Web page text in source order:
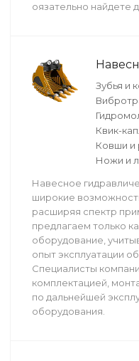
оязательно найдете
Зубья и
Квик-
Ковши и
Ножи и
Навесное
широкие
расширяя спектр
предлагаем только
оборудование,
опыт эксплуатации
Специалисты
комплектацией,
по дальнейшей
оборудования.